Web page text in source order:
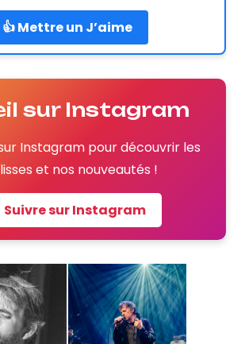
👍 Mettre un J’aime
sur Instagram
Instagram pour découvrir les
et nos nouveautés !
Suivre sur Instagram